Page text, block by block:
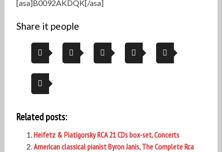
[asa]B0092AKDQK[/asa]
Share it people
Related posts:
Heifetz & Piatigorsky RCA 21 CDs box-set, Concerts
American classical pianist Byron Janis, The Complete Rca